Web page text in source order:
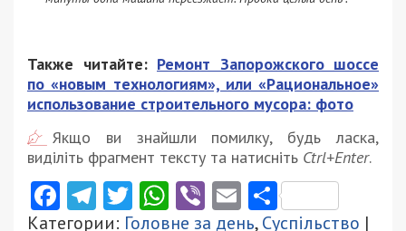
Также читайте: Ремонт Запорожского шоссе
по «новым технологиям», или «Рациональное»
использование строительного мусора: фото
Якщо ви знайшли помилку, будь ласка,
виділіть фрагмент тексту та натисніть Ctrl+Enter.
Facebook
Telegram
Twitter
WhatsApp
ViberEmail
Категории: Головне за день,Суспільство |